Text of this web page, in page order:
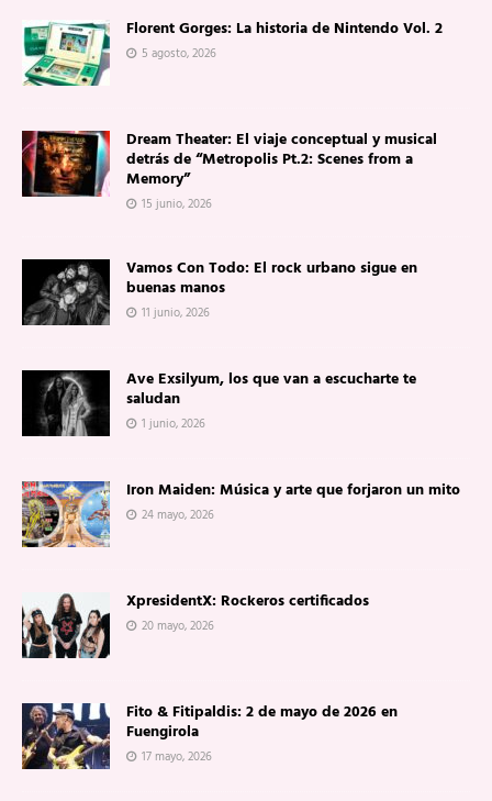
Florent Gorges: La historia de Nintendo Vol. 2
5 agosto, 2026
Dream Theater: El viaje conceptual y musical
detrás de “Metropolis Pt.2: Scenes from a
Memory”
15 junio, 2026
Vamos Con Todo: El rock urbano sigue en
buenas manos
11 junio, 2026
Ave Exsilyum, los que van a escucharte te
saludan
1 junio, 2026
Iron Maiden: Música y arte que forjaron un mito
24 mayo, 2026
XpresidentX: Rockeros certificados
20 mayo, 2026
Fito & Fitipaldis: 2 de mayo de 2026 en
Fuengirola
17 mayo, 2026